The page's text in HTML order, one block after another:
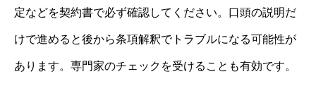
定などを契約書で必ず確認してください。口頭の説明だ
けで進めると後から条項解釈でトラブルになる可能性が
あります。専門家のチェックを受けることも有効です。